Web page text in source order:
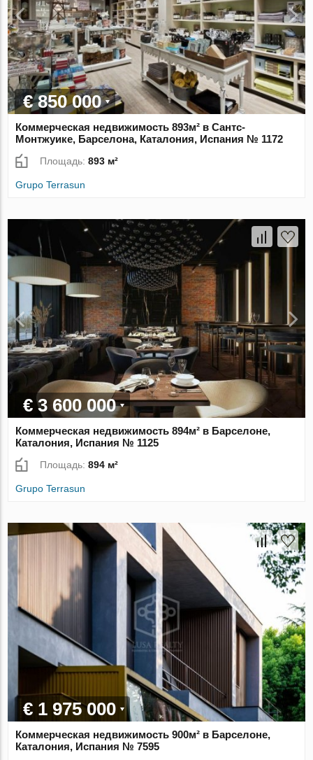
€ 850 000
Коммерческая недвижимость 893м² в Сантс-
Монтжуике, Барселона, Каталония, Испания № 1172
Площадь:893 м²
Grupo Terrasun
€ 3 600 000
Коммерческая недвижимость 894м² в Барселоне,
Каталония, Испания № 1125
Площадь:894 м²
Grupo Terrasun
€ 1 975 000
Коммерческая недвижимость 900м² в Барселоне,
Каталония, Испания № 7595